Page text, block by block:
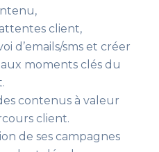
client,
d’emails/sms et créer
moments clés du
contenus à valeur
client.
de ses campagnes